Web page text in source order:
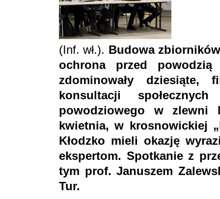
(Inf. wł.). Budowa
ochrona przed
zdominowały dziesiąte,
konsultacji
powodziowego w zlewni
kwietnia, w krosnowickiej
Kłodzko mieli okazję
ekspertom. Spotkanie z
tym prof. Januszem
Tur.